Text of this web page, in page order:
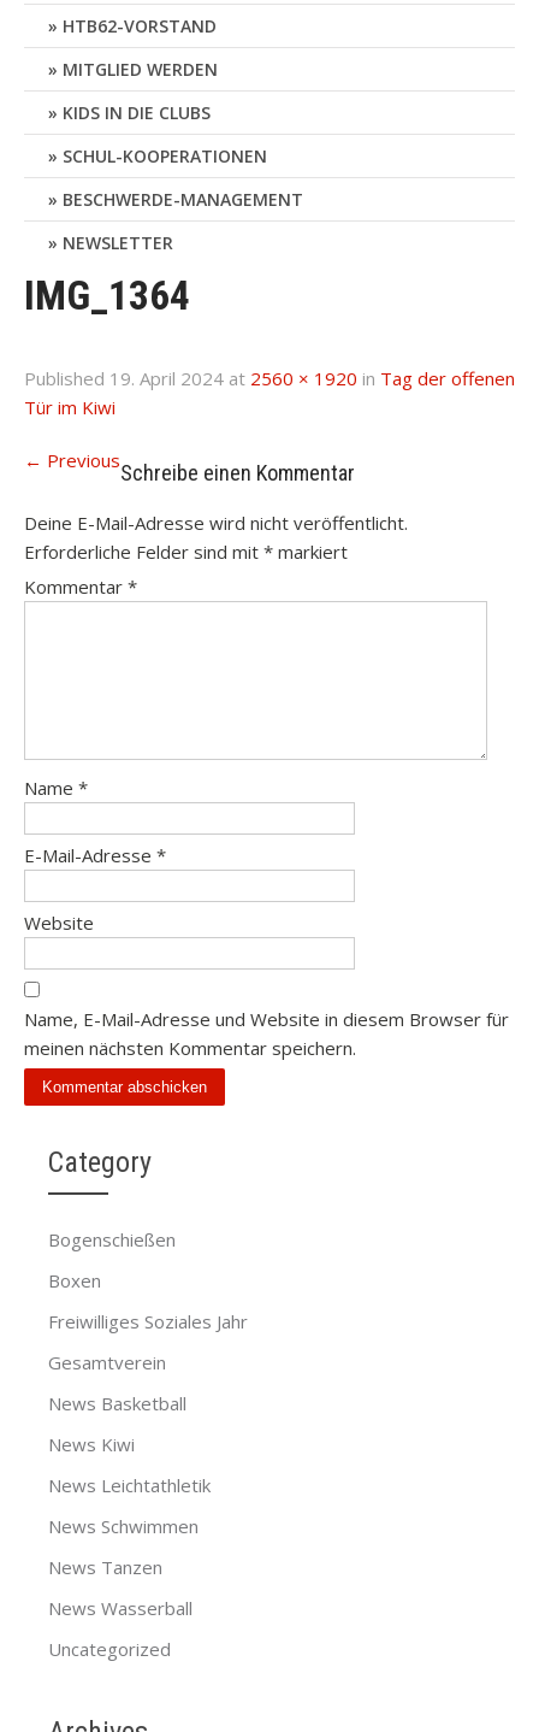
HTB62-VORSTAND
MITGLIED WERDEN
KIDS IN DIE CLUBS
SCHUL-KOOPERATIONEN
BESCHWERDE-MANAGEMENT
NEWSLETTER
IMG_1364
Published 19. April 2024 at 2560 × 1920 in Tag der offenen
Tür im Kiwi
← PreviousSchreibe einen Kommentar
Deine E-Mail-Adresse wird nicht veröffentlicht.
Erforderliche Felder sind mit * markiert
Kommentar *
Name *
E-Mail-Adresse *
Website
Name, E-Mail-Adresse und Website in diesem Browser für
meinen nächsten Kommentar speichern.
Category
Bogenschießen
Boxen
Freiwilliges Soziales Jahr
Gesamtverein
News Basketball
News Kiwi
News Leichtathletik
News Schwimmen
News Tanzen
News Wasserball
Uncategorized